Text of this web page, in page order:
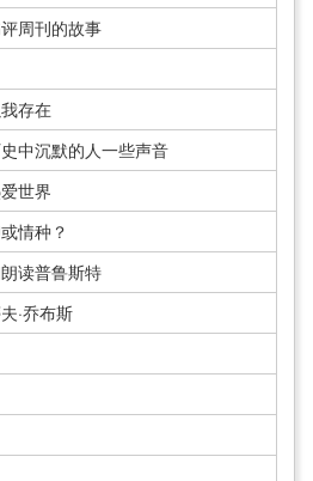
周刊的故事
存在
中沉默的人一些声音
世界
情种？
读普鲁斯特
·乔布斯